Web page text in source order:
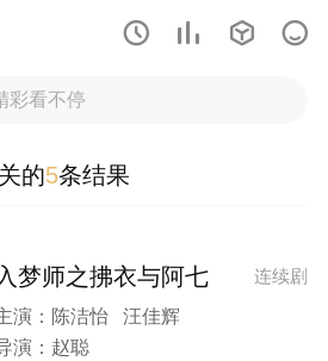
   
的5条结果
连续剧
入梦师之拂衣与阿七
演： 陈洁怡 汪佳辉
演： 赵聪